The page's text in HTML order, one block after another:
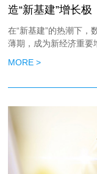
造“新基建”增长极
在“新基建”的热潮下，
薄期，成为新经济重要
MORE >